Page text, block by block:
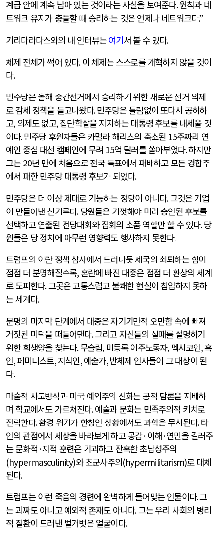
계급 안에 계속 남아 있는 것이라는 사실을 보여준다.원칙과 네
트워크 유지가 충돌할 때 승리하는 것은 언제나 네트워크다.”
기리다라다스와의 내 인터뷰는여기서 볼 수 있다.
체제 전체가 썩어 있다.이 체제는 스스로를 개혁하지 않을 것이
다.
민주당은 올해 중간선거에서 승리하기 위한 새로운 선거 의제
로 감세 정책을 들고나왔다.민주당은 틀림없이 또다시 공허하
고, 의제도 없고,집단학살을 지지하는 대통령 후보를 내세울 것
이다.민주당 후원자들은 카멀라 해리스의 축소된 15주짜리 연
예인 중심 대선 캠페인에 무려 15억 달러를 쏟아부었다.하지만
그는 20년 만에 처음으로 전국 득표에서 패배하고 모든 경합주
에서 패한 민주당 대통령 후보가 되었다.
민주당은 더 이상 제대로 기능하는 정당이 아니다.그것은 기업
이 만들어낸 신기루다.당원들은 기껏해야 미리 승인된 후보를
선택하고 연출된 전당대회와 집회의 소품 역할만 할 수 있다.당
원들은 당 정치에 아무런 영향력도 행사하지 못한다.
트럼프의 이란 정책 참사에서 드러나듯 제국의 쇠퇴하는 힘이
점점 더 분명해질수록, 혼란에 빠진 대중은 점점 더 환상의 세계
로 도피한다.그곳은 고통스럽고 불쾌한 현실이 침입하지 못하
는 세계다.
문명의 마지막 단계에서 대중은 자기기만적 오만함 속에 빠져
거짓된 미덕을 떠들어댄다.그리고 자신들의 실패를 설명하기
위한 희생양을 찾는다.무슬림, 미등록 이주노동자, 멕시코인,흑
인,페미니스트,지식인,예술가,반체제 인사들이 그 대상이 된
다.
마술적 사고방식과 미국 예외주의 신화는 공적 담론을 지배하
며 학교에서도 가르쳐진다.예술과 문화는 민족주의적 키치로
전락한다.환경 위기가 한창인 상황에서도 과학은 무시된다.타
인의 관점에서 세상을 바라보게 하고 공감·이해·연민을 길러주
는 문화적 ·지적 훈련은 기괴하고 잔혹한 초남성주의
(hypermasculinity)와 초군사주의(hypermilitarism)로 대체
된다.
트럼프는 이런 죽음의 경련에 완벽하게 들어맞는 인물이다.그
는 괴짜도 아니고 예외적 존재도 아니다.그는 우리 사회의 병리
적 질환이 드러낸 벌거벗은 얼굴이다.